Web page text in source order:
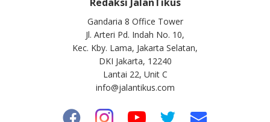
Gandaria 8 Office Tower
Jl. Arteri Pd. Indah No. 10,
Kec. Kby. Lama, Jakarta Selatan,
DKI Jakarta, 12240
Lantai 22, Unit C
info@jalantikus.com